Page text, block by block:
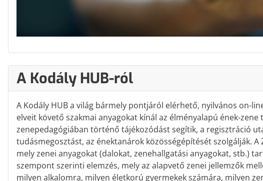
A Kodály HUB-ról
A Kodály HUB a világ bármely pontjáról elérhető, nyilvános on-
elveit követő szakmai anyagokat kínál az élményalapú ének-
zenepedagógiában történő tájékozódást segítik, a regisztráció
tudásmegosztást, az énektanárok közösségépítését szolgálják.
mely zenei anyagokat (dalokat, zenehallgatási anyagokat, stb.)
szempont szerinti elemzés, mely az alapvető zenei jellemzők
milyen alkalomra, milyen életkorú gyermekek számára, milyen